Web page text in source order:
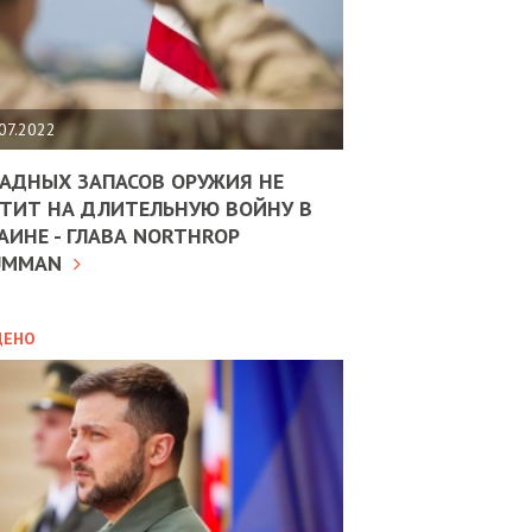
ЗАПАСОВ ОРУЖИЯ НЕ
НА ДЛИТЕЛЬНУЮ ВОЙНУ В
- ГЛАВА NORTHROP
10.02.2025